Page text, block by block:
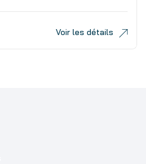
Voir les détails